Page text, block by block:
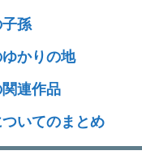
孫
かりの地
連作品
いてのまとめ